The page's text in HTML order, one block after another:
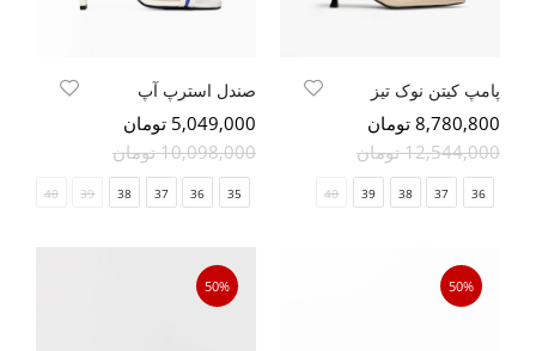
پامپ کیتن نوک تیز
8,780,800 تومان
12,544,000 تومان
36
37
38
39
40
صندل استرپ آپ
5,049,000 تومان
10,098,000 تومان
35
36
37
38
39
40
50%
50%